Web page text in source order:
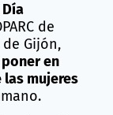
Día
de
Gijón,
poner en
mujeres